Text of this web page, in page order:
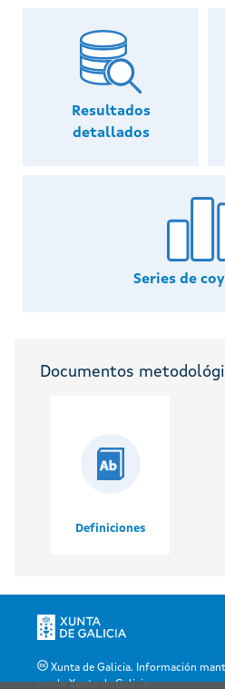
Resultados
detallados
Series de
Documentos
Definiciones
Xunta de Galicia. Información
por la Xunta de Galicia